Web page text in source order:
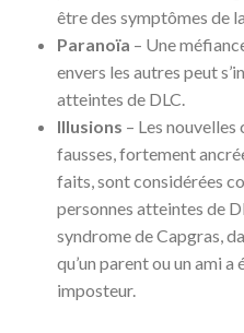
être des symptômes de
Paranoïa – Une
envers les autres peut
atteintes de DLC.
Illusions – Les
fausses, fortement
faits, sont considérées
personnes atteintes de
syndrome de Capgras,
qu’un parent ou un ami
imposteur.